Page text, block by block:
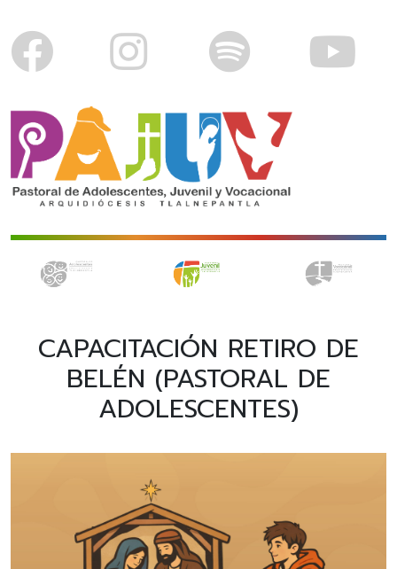
CAPACITACIÓN RETIRO DE
BELÉN (PASTORAL DE
ADOLESCENTES)